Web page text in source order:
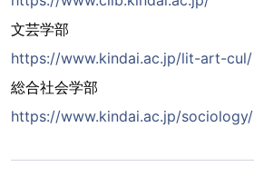
文芸学部
https://www.kindai.ac.jp/lit-art-cul/
総合社会学部
https://www.kindai.ac.jp/sociology/